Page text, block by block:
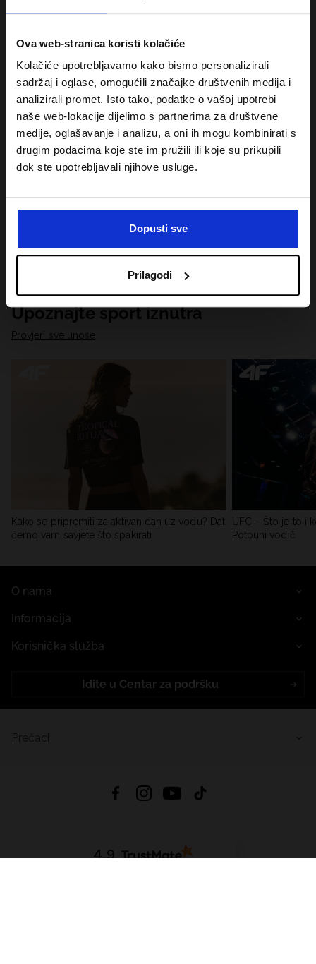
Ova web-stranica koristi kolačiće
Kolačiće upotrebljavamo kako bismo personalizirali
sadržaj i oglase, omogućili značajke društvenih medija i
analizirali promet. Isto tako, podatke o vašoj upotrebi
naše web-lokacije dijelimo s partnerima za društvene
medije, oglašavanje i analizu, a oni ih mogu kombinirati s
drugim podacima koje ste im pružili ili koje su prikupili
dok ste upotrebljavali njihove usluge.
Dopusti sve
Prilagodi
Upoznajte sport iznutra
Provjeri sve unose
Kako se pripremiti za aktivan dan uz vodu? Dat
ćemo vam savjete što spakirati
UFC – Što je to i
Potpuni vodič
O nama
Informacija
Korisnička služba
Idite u Centar za podršku
4.9